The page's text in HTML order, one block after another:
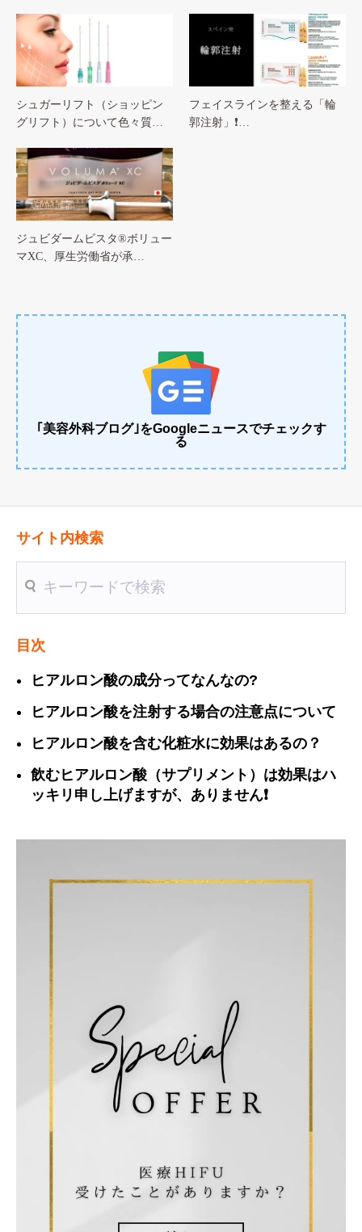
シュガーリフト（ショッピン
グリフト）について色々質…
フェイスラインを整える「輪
郭注射」❗…
ジュビダームビスタ®ボリュー
マXC、厚生労働省が承…
｢美容外科ブログ｣をGoogleニュースでチェックす
る
サイト内検索
送信
目次
ヒアルロン酸の成分ってなんなの?
ヒアルロン酸を注射する場合の注意点について
ヒアルロン酸を含む化粧水に効果はあるの？
飲むヒアルロン酸（サプリメント）は効果はハ
ッキリ申し上げますが、ありません❗